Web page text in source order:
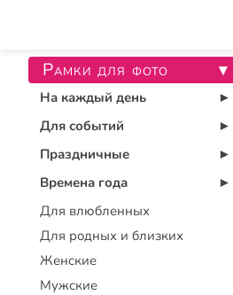
Рамки для фото ▾
На каждый день ▾
Для событий ▾
Праздничные ▾
Времена года ▾
Для влюбленных
Для родных и близких
Женские
Мужские